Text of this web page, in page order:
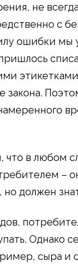
не
с
ошибки мы
что в любом
–
должен
Однако
сыра и